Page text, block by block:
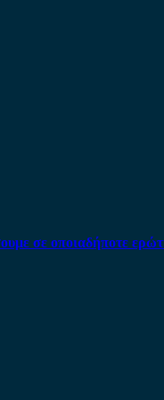
σε οποιαδήποτε